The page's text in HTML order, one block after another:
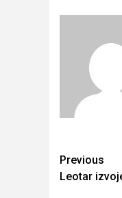
Previous
Leotar